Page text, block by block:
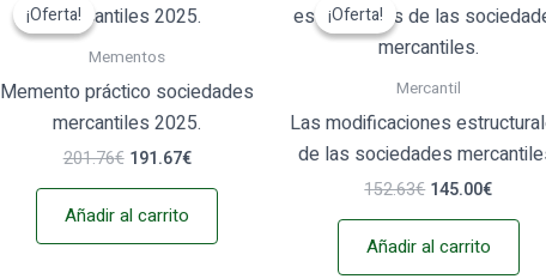
¡Oferta!
¡Oferta!
Mementos
Memento práctico sociedades
mercantiles 2025.
201.76€
original
201.76€.
191.67€
actual
Añadir al carrito
¡Oferta!
¡Oferta!
Mercantil
Las modificaciones
de las sociedades
152.63€
original
era:
145.00€
actual
Añadir al carrito